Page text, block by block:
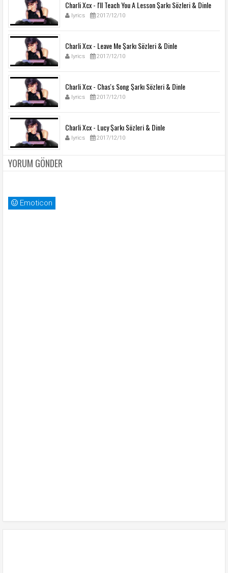
Charli Xcx - I'll Teach You A Lesson Şarkı Sözleri & Dinle
lyrics 2017/12/10
Charli Xcx - Leave Me Şarkı Sözleri & Dinle
lyrics 2017/12/10
Charli Xcx - Chas's Song Şarkı Sözleri & Dinle
lyrics 2017/12/10
Charli Xcx - Lucy Şarkı Sözleri & Dinle
lyrics 2017/12/10
YORUM GÖNDER
Emoticon